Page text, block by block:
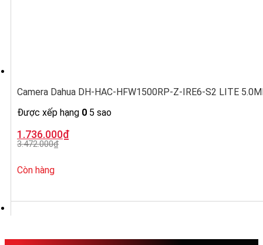
Camera Dahua DH-HAC-HFW1500RP-Z-IRE6-S2 LITE
Được xếp hạng 0 5 sao
3.472.000₫
Giá
gốc
là:
1.736.000₫
Giá
hiện
tại
1.736.000₫.
Còn hàng